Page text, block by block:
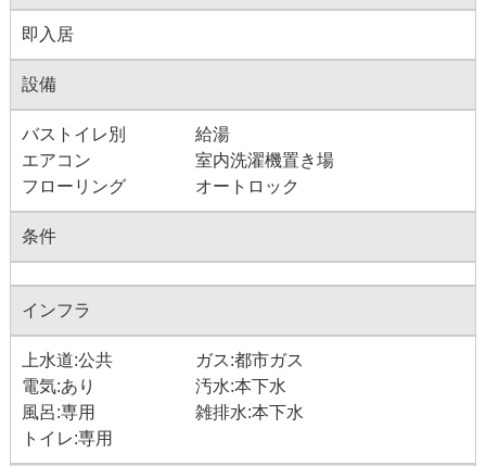
即入居
設備
バストイレ別
給湯
エアコン
室内洗濯機置き場
フローリング
オートロック
条件
インフラ
上水道:公共
ガス:都市ガス
電気:あり
汚水:本下水
風呂:専用
雑排水:本下水
トイレ:専用